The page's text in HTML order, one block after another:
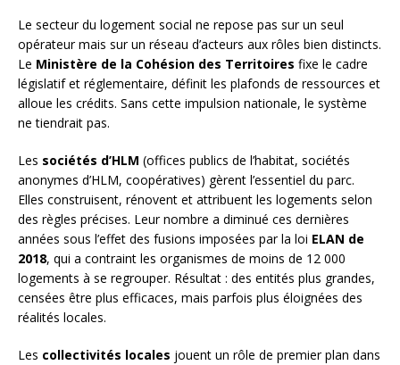
Le secteur du logement social ne repose pas sur un seul
opérateur mais sur un réseau d’acteurs aux rôles bien distincts.
Le Ministère de la Cohésion des Territoires fixe le cadre
législatif et réglementaire, définit les plafonds de ressources et
alloue les crédits. Sans cette impulsion nationale, le système
ne tiendrait pas.
Les sociétés d’HLM (offices publics de l’habitat, sociétés
anonymes d’HLM, coopératives) gèrent l’essentiel du parc.
Elles construisent, rénovent et attribuent les logements selon
des règles précises. Leur nombre a diminué ces dernières
années sous l’effet des fusions imposées par la loi ELAN de
2018, qui a contraint les organismes de moins de 12 000
logements à se regrouper. Résultat : des entités plus grandes,
censées être plus efficaces, mais parfois plus éloignées des
réalités locales.
Les collectivités locales jouent un rôle de premier plan dans